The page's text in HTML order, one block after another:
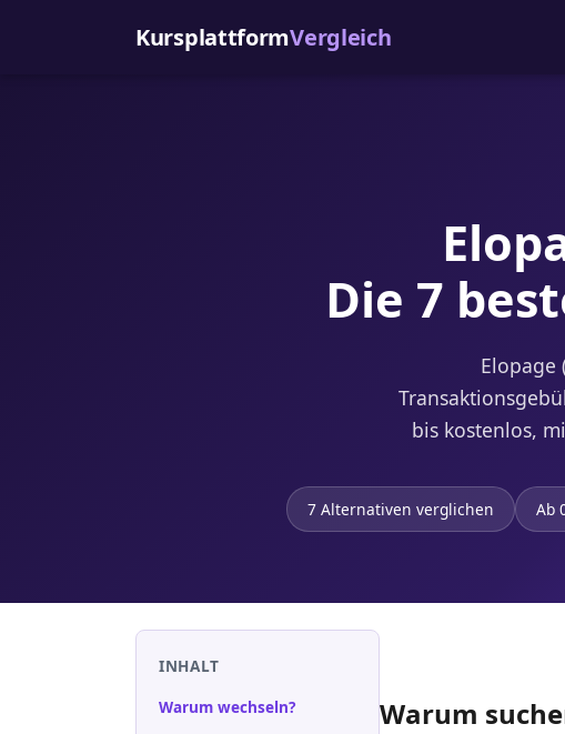
KursplattformVergleich
Die 7
Elopage
bis kostenlos,
7 Alternativen verglichen Ab
INHALT
Warum wechseln?
Warum